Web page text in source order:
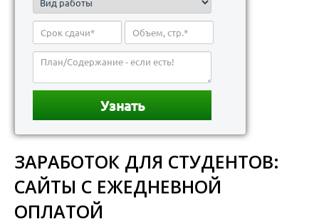
ЗАРАБОТОК ДЛЯ СТУДЕНТОВ:
САЙТЫ С ЕЖЕДНЕВНОЙ
ОПЛАТОЙ